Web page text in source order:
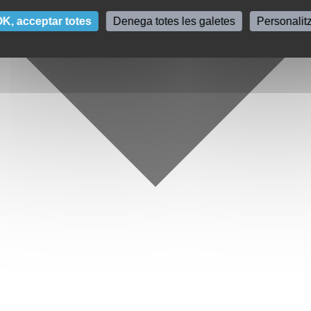
acceptar totes Denega totes les galetes